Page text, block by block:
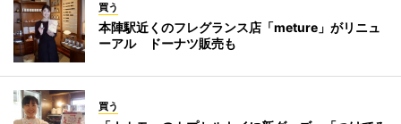
買う
本陣駅近くのフレグランス店「meture」がリニュ
ーアル ドーナツ販売も
買う